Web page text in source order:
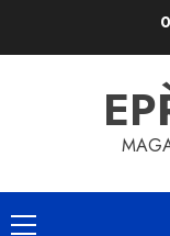
Primary